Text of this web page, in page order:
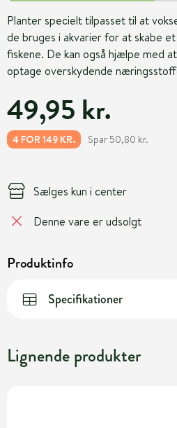
Planter specielt tilpasset til at
de bruges i akvarier for at skabe
fiskene. De kan også hjælpe med
optage overskydende
49,95 kr.
4 FOR 149 KR. Spar 50,80 kr.
Sælges kun i center
Denne vare er udsolgt
Produktinfo
Specifikationer
Lignende produkter